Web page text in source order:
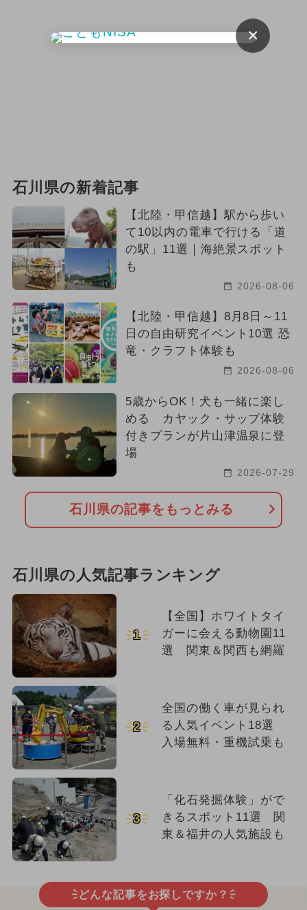
石川県の新着記事
【北陸・甲信越】駅から歩い
て10以内の電車で行ける「道
の駅」11選｜海絶景スポット
も
2026-08-06
【北陸・甲信越】8月8日～11
日の自由研究イベント10選 恐
竜・クラフト体験も
2026-08-06
5歳からOK！犬も一緒に楽し
める カヤック・サップ体験
付きプランが片山津温泉に登
場
2026-07-29
石川県の記事をもっとみる
石川県の人気記事ランキング
1
【全国】ホワイトタイ
ガーに会える動物園11
選 関東＆関西も網羅
2
全国の働く車が見られ
る人気イベント18選
入場無料・重機試乗も
3
「化石発掘体験」がで
きるスポット11選 関
東＆福井の人気施設も
どんな記事をお探しですか？
×